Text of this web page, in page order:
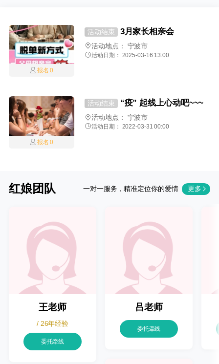
报名 0
活动结束 3月家长相亲会
活动地点： 宁波市
活动日期： 2025-03-16 13:00
报名 0
活动结束 “疫” 起线上心动吧~~~
活动地点： 宁波市
活动日期： 2022-03-31 00:00
红娘团队 一对一服务，精准定位你的爱情 更多
王老师
/ 26年经验
委托牵线
吕老师
委托牵线